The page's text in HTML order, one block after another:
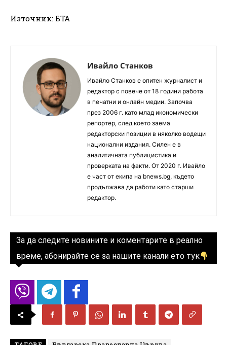
Източник: БТА
Ивайло Станков
Ивайло Станков е опитен журналист и
редактор с повече от 18 години работа
в печатни и онлайн медии. Започва
през 2006 г. като млад икономически
репортер, след което заема
редакторски позиции в няколко водещи
национални издания. Силен е в
аналитичната публицистика и
проверката на факти. От 2020 г. Ивайло
е част от екипа на bnews.bg, където
продължава да работи като старши
редактор.
За да следите новините и коментарите в реално
време, абонирайте се за нашите канали ето тук